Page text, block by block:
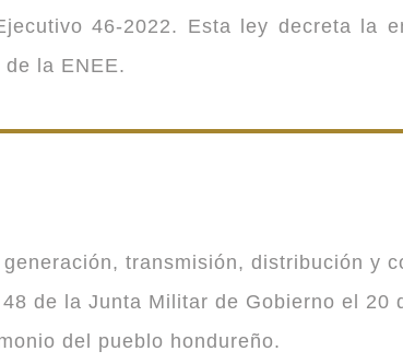
46-2022. Esta ley decreta la
la ENEE.
transmisión, distribución y
de la Junta Militar de Gobierno el 20
del pueblo hondureño.